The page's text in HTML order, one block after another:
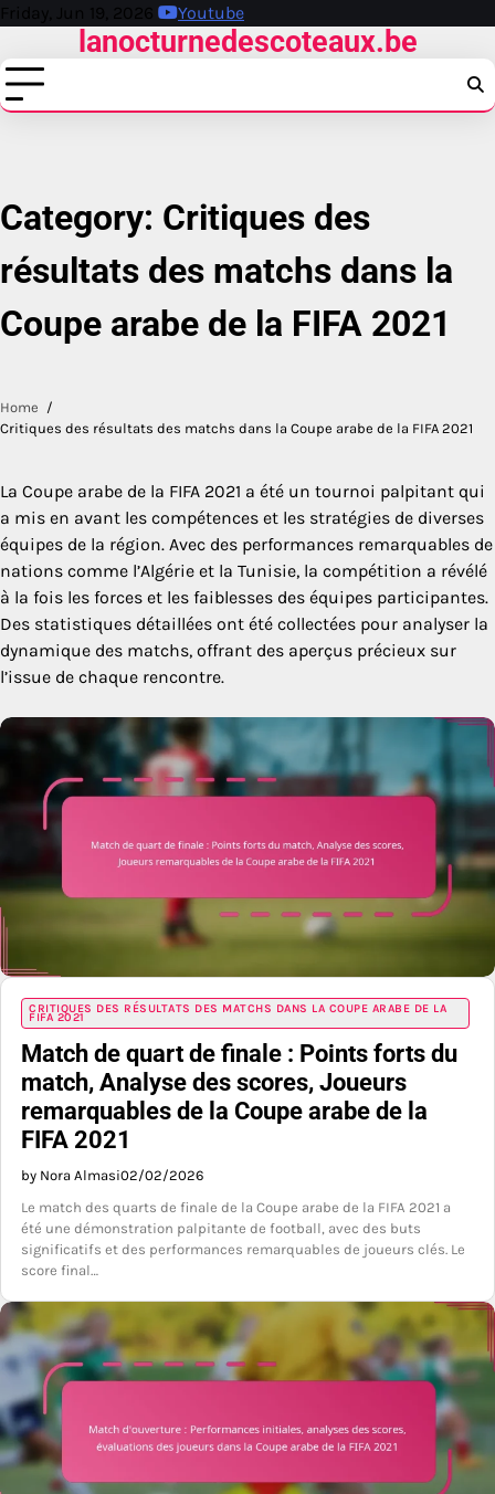
Skip
content
Friday, Jun 19, 2026 Youtube
lanocturnedescoteaux.be
Category: Critiques des
résultats des matchs dans la
Coupe arabe de la FIFA 2021
Home
Critiques des résultats des matchs dans la Coupe arabe de la FIFA 2021
La Coupe arabe de la FIFA 2021 a été un tournoi palpitant qui
a mis en avant les compétences et les stratégies de diverses
équipes de la région. Avec des performances remarquables de
nations comme l’Algérie et la Tunisie, la compétition a révélé
à la fois les forces et les faiblesses des équipes participantes.
Des statistiques détaillées ont été collectées pour analyser la
dynamique des matchs, offrant des aperçus précieux sur
l’issue de chaque rencontre.
CRITIQUES DES RÉSULTATS DES MATCHS DANS LA COUPE ARABE DE LA
FIFA 2021
Match de quart de finale : Points forts du
match, Analyse des scores, Joueurs
remarquables de la Coupe arabe de la
FIFA 2021
by Nora Almasi02/02/2026
Le match des quarts de finale de la Coupe arabe de la FIFA 2021 a
été une démonstration palpitante de football, avec des buts
significatifs et des performances remarquables de joueurs clés. Le
score final…